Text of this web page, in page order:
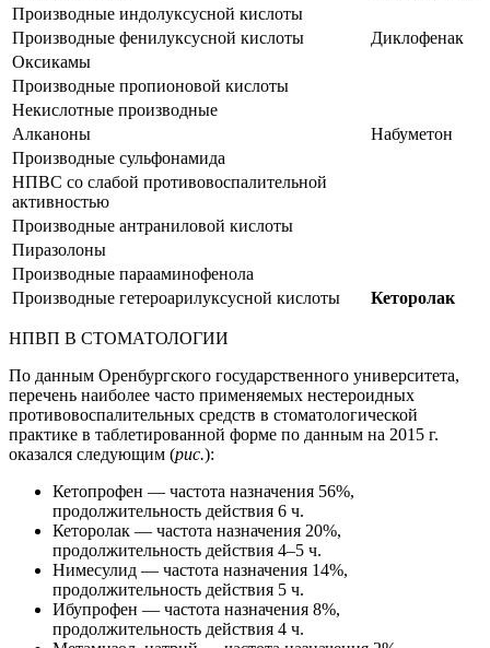
Производные индолуксусной кислоты
Производные фенилуксусной кислоты
Диклофенак
Оксикамы
Производные пропионовой кислоты
Некислотные производные
Алканоны
Набуметон
Производные сульфонамида
НПВС со слабой противовоспалительной
активностью
Производные антраниловой кислоты
Пиразолоны
Производные парааминофенола
Производные гетероарилуксусной кислоты
Кеторолак
НПВП В СТОМАТОЛОГИИ
По данным Оренбургского государственного университета,
перечень наиболее часто применяемых нестероидных
противовоспалительных средств в стоматологической
практике в таблетированной форме по данным на 2015 г.
оказался следующим (рис.):
Кетопрофен — частота назначения 56%,
продолжительность действия 6 ч.
Кеторолак — частота назначения 20%,
продолжительность действия 4–5 ч.
Нимесулид — частота назначения 14%,
продолжительность действия 5 ч.
Ибупрофен — частота назначения 8%,
продолжительность действия 4 ч.